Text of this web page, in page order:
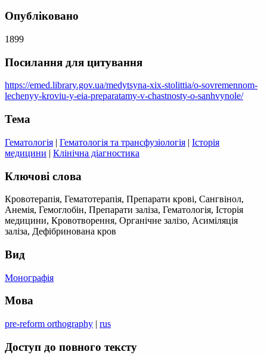
Опубліковано
1899
Посилання для цитування
https://emed.library.gov.ua/medytsyna-xix-stolittia/o-sovremennom-
lechenyy-kroviu-y-eia-preparatamy-v-chastnosty-o-sanhvynole/
Тема
Гематологія | Гематологія та трансфузіологія | Історія
медицини | Клінічна діагностика
Ключові слова
Кровотерапія, Гематотерапія, Препарати крові, Сангвінол,
Анемія, Гемоглобін, Препарати заліза, Гематологія, Історія
медицини, Кровотворення, Органічне залізо, Асиміляція
заліза, Дефібринована кров
Вид
Монографія
Мова
pre-reform orthography | rus
Доступ до повного тексту